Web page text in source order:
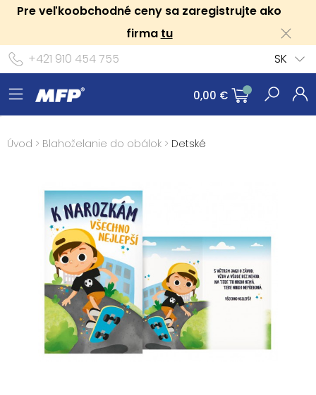
Pre veľkoobchodné ceny sa zaregistrujte ako
firma tu
+421 910 454 755
SK
0,00 €
Úvod > Blahoželanie do obálok > Detské